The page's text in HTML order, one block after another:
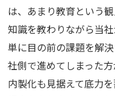
は、あまり教育という
知識を教わりながら当社
単に目の前の課題を解
社側で進めてしまった
内製化も見据えて底力